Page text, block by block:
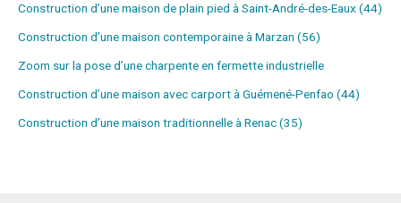
Construction d’une maison de plain pied à Saint-André-des-Eaux (44)
Construction d’une maison contemporaine à Marzan (56)
Zoom sur la pose d’une charpente en fermette industrielle
Construction d’une maison avec carport à Guémené-Penfao (44)
Construction d’une maison traditionnelle à Renac (35)